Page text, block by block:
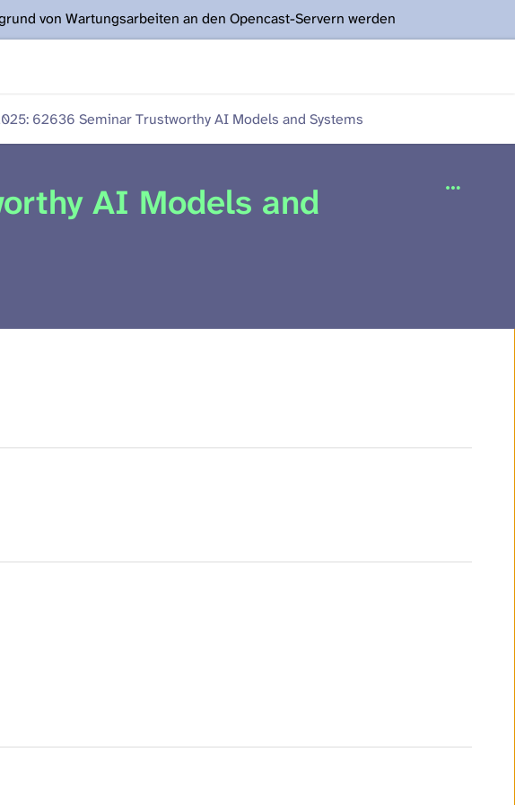
von Wartungsarbeiten an den Opencast-Servern werden
62636 Seminar Trustworthy AI Models and Systems
AI Models and